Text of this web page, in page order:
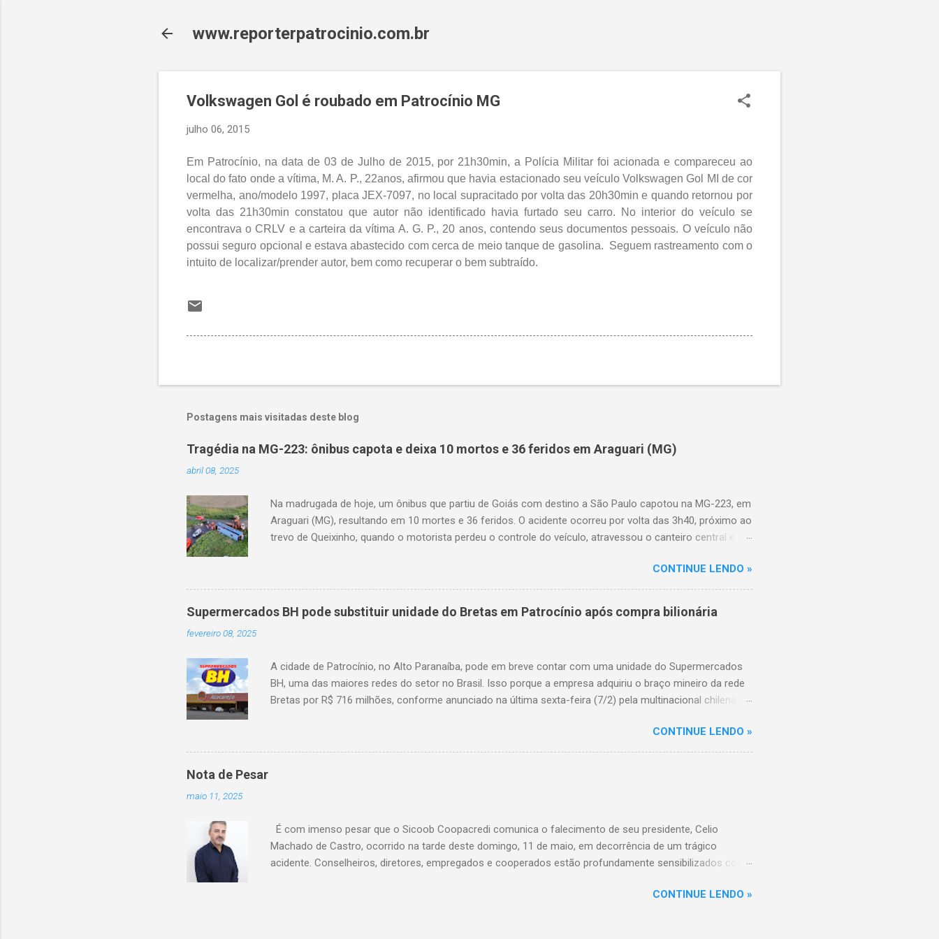
www.reporterpatrocinio.com.br
Volkswagen Gol é roubado em Patrocínio MG
julho 06, 2015
Em Patrocínio, na data de 03 de Julho de 2015, por 21h30min, a Polícia Militar foi acionada e compareceu ao
local do fato onde a vítima, M. A. P., 22anos, afirmou que havia estacionado seu veículo Volkswagen Gol MI de cor
vermelha, ano/modelo 1997, placa JEX-7097, no local supracitado por volta das 20h30min e quando retornou por
volta das 21h30min constatou que autor não identificado havia furtado seu carro. No interior do veículo se
encontrava o CRLV e a carteira da vítima A. G. P., 20 anos, contendo seus documentos pessoais. O veículo não
possui seguro opcional e estava abastecido com cerca de meio tanque de gasolina. Seguem rastreamento com o
intuito de localizar/prender autor, bem como recuperar o bem subtraído.
Postagens mais visitadas deste blog
Tragédia na MG-223: ônibus capota e deixa 10 mortos e 36 feridos em Araguari (MG)
abril 08, 2025
Na madrugada de hoje, um ônibus que partiu de Goiás com destino a São Paulo capotou na MG-223, em
Araguari (MG), resultando em 10 mortes e 36 feridos. O acidente ocorreu por volta das 3h40, próximo ao
trevo de Queixinho, quando o motorista perdeu o controle do veículo, atravessou o canteiro central e
oito anos. Nove dos feridos estão em estado grave. As autoridades investigam as causas do acidente.
CONTINUE LENDO »
Supermercados BH pode substituir unidade do Bretas em Patrocínio após compra bilionária
fevereiro 08, 2025
A cidade de Patrocínio, no Alto Paranaíba, pode em breve contar com uma unidade do Supermercados
BH, uma das maiores redes do setor no Brasil. Isso porque a empresa adquiriu o braço mineiro da rede
Bretas por R$ 716 milhões, conforme anunciado na última sexta-feira (7/2) pela multinacional chilena
Atacarejo, localizado na Avenida Altino Guimarães, 455, no bairro Santo Antônio. Com a aquisição,
existe a possibilidade de que essa unidade seja convertida em um Supermercados BH, acompanhando o
Carrefour, que faturou R$ ...
CONTINUE LENDO »
Nota de Pesar
maio 11, 2025
É com imenso pesar que o Sicoob Coopacredi comunica o falecimento de seu presidente, Celio
Machado de Castro, ocorrido na tarde deste domingo, 11 de maio, em decorrência de um trágico
acidente. Conselheiros, diretores, empregados e cooperados estão profundamente sensibilizados com
Celio de Castro foi um verdadeiro pilar da nossa instituição, conduzindo com amor, dedicação e espírito
CONTINUE LENDO »